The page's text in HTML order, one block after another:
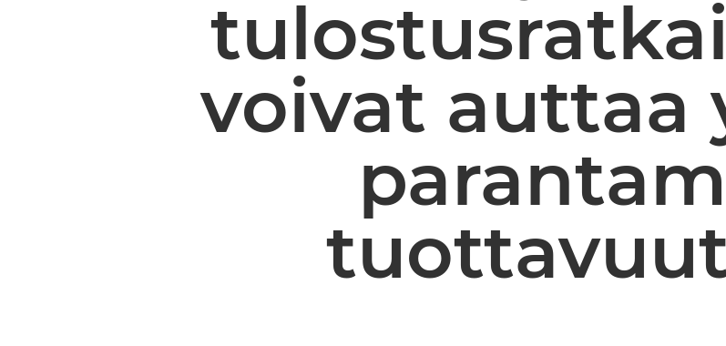
voivat auttaa